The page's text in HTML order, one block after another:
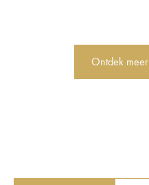
Ontdek meer